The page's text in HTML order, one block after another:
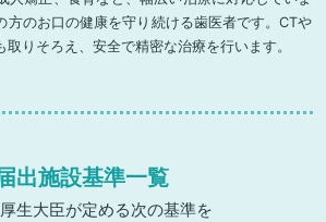
方のお口の健康を守り続ける歯医者です。CTや
りそろえ、安全で精密な治療を行います。
出施設基準一覧
生大臣が定める次の基準を